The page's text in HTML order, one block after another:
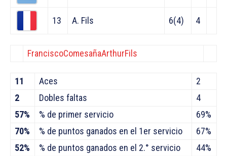
13 A. Fils 6(4) 4
FranciscoComesañaArthurFils
11 Aces
2
2
Dobles faltas
4
57%
% de primer servicio
69%
70%
% de puntos ganados en el 1er servicio
67%
52%
% de puntos ganados en el 2.° servicio
44%